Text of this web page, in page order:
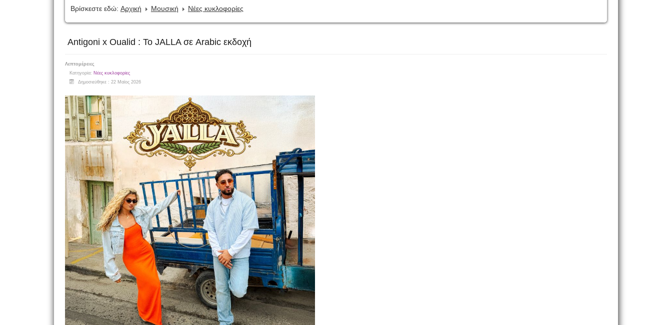
Βρίσκεστε εδώ: Αρχική Μουσική Νέες κυκλοφορίες
Antigoni x Oualid : Το JALLA σε Arabic εκδοχή
Λεπτομέρειες
Κατηγορία: Νέες κυκλοφορίες
Δημοσιεύθηκε : 22 Μαϊος 2026